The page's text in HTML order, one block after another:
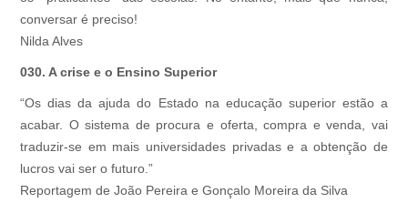
conversar é preciso!
Nilda Alves
030. A crise e o Ensino Superior
“Os dias da ajuda do Estado na educação superior estão a
acabar. O sistema de procura e oferta, compra e venda, vai
traduzir-se em mais universidades privadas e a obtenção de
lucros vai ser o futuro.”
Reportagem de João Pereira e Gonçalo Moreira da Silva